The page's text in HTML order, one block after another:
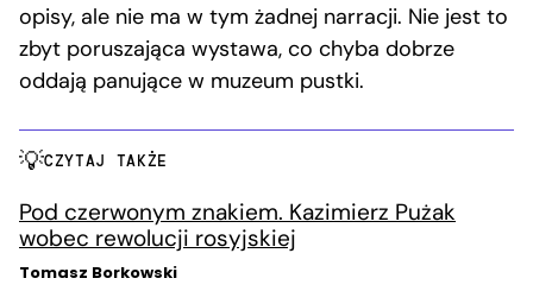
opisy, ale nie ma w tym żadnej narracji. Nie jest to
zbyt poruszająca wystawa, co chyba dobrze
oddają panujące w muzeum pustki.
CZYTAJ TAKŻE
Pod czerwonym znakiem. Kazimierz Pużak
wobec rewolucji rosyjskiej
Tomasz Borkowski